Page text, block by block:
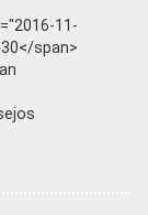
11-
span>